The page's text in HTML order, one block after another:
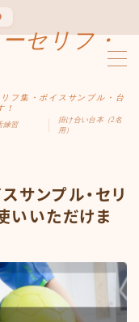
セリフ・
フ集・ボイスサンプル・台
！
練習
掛け合い台本（2名
用）
サンプル・セリ
いいただけま